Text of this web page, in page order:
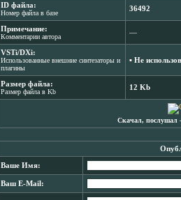
ID файла:
Номер файла в базе
36492
Примечание:
Комментарии автора
―
VSTi/DXi:
Использованные внешние синтезаторы и
плагины
▪ Не
Размер файла:
Размер файла в Kb
12 Kb
Скачал, послушал
Ваше Имя:
Ваш E-Mail: